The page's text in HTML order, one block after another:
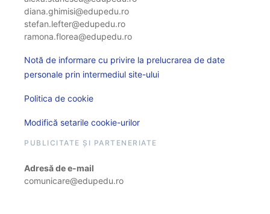
diana.ghimisi@edupedu.ro
stefan.lefter@edupedu.ro
ramona.florea@edupedu.ro
Notă de informare cu privire la prelucrarea de date
personale prin intermediul site-ului
Politica de cookie
Modifică setarile cookie-urilor
PUBLICITATE ȘI PARTENERIATE
Adresă de e-mail
comunicare@edupedu.ro